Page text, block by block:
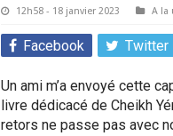
12h58 - 18 janvier 2023 A la
Facebook Twitter
Un ami m’a envoyé cette
livre dédicacé de Cheikh
retors ne passe pas avec